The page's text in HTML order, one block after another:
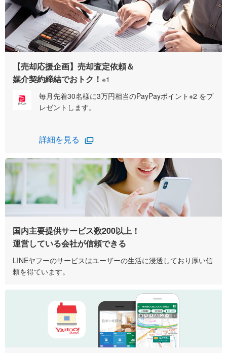
【売却応援企画】売却査定依頼＆
媒介契約締結でおトク！ ※1
毎月先着30名様に3万円相当のPayPayポイント※2 をプ
レゼントします。
詳細を見る
国内主要提供サービス数200以上！
運営している会社が信頼できる
LINEヤフーのサービスはユーザーの生活に浸透しており厚い信
頼を得ています。